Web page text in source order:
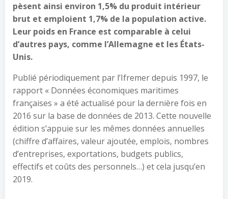
pèsent ainsi environ 1,5% du produit intérieur
brut et emploient 1,7% de la population active.
Leur poids en France est comparable à celui
d’autres pays, comme l’Allemagne et les États-
Unis.
Publié périodiquement par l’Ifremer depuis 1997, le
rapport « Données économiques maritimes
françaises » a été actualisé pour la dernière fois en
2016 sur la base de données de 2013. Cette nouvelle
édition s’appuie sur les mêmes données annuelles
(chiffre d’affaires, valeur ajoutée, emplois, nombres
d’entreprises, exportations, budgets publics,
effectifs et coûts des personnels…) et cela jusqu’en
2019.